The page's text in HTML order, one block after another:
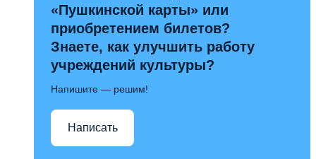
«Пушкинской карты» или
приобретением билетов?
Знаете, как улучшить работу
учреждений культуры?
Напишите — решим!
Написать